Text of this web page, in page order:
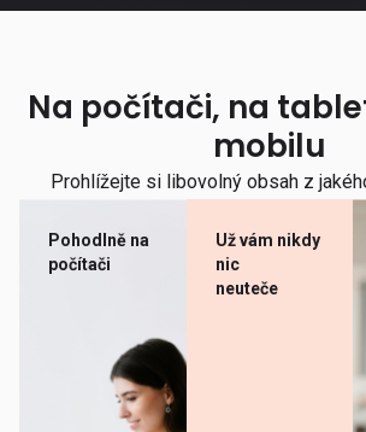
Na počítači, na
mobilu
Prohlížejte si libovolný obsah z
Pohodlně na
počítači
Už vám nikdy
nic
neuteče